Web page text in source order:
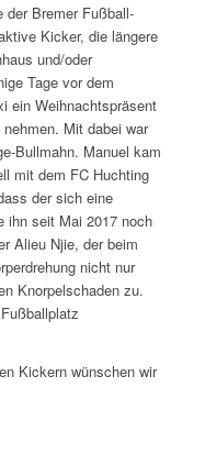
Bremer Fußball-
Kicker, die längere
und/oder
Tage vor dem
ein Weihnachtspräsent
Mit dabei war
Bullmahn. Manuel kam
mit dem FC Huchting
der sich eine
ihn seit Mai 2017 noch
Alieu Njie, der beim
nicht nur
Knorpelschaden zu.
Kickern wünschen wir